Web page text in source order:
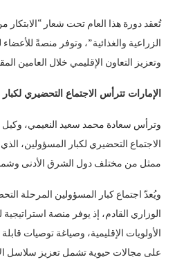
تُعقد دورة هذا العام تحت شعار
الزراعية والغذائية”، وتوفر منصةً
وتعزيز التعاون الإقليمي خلال العامين
الإمارات تترأس الاجتماع التحضيري
وترأس سعادة محمد سعيد النعيمي، وكيل
ممثل من مختلف دول الشرق الأدنى
ويُعدّ اجتماع كبار المسؤولين المرحلة
الوزاري القادم، إذ يوفر منصة
الأولويات الإقليمية، وصياغة توصيات
على مجالات حيوية تشمل تعزيز سلاسل